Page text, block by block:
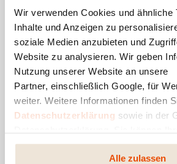
Wir verwenden Cookies und ähnliche
Inhalte und Anzeigen zu
soziale Medien anzubieten und
Website zu analysieren. Wir geben
Nutzung unserer Website an unsere
Partner, einschließlich Google, für
weiter. Weitere Informationen finden
Datenschutzerklärung sowie in der
ändern oder widerrufen.
Alle zulassen